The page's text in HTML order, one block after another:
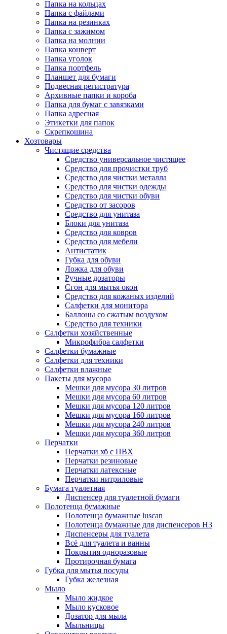
Папка на кольцах
Папка с файлами
Папка на резинках
Папка с зажимом
Папка на молнии
Папка конверт
Папка уголок
Папка портфель
Планшет для бумаги
Подвесная регистратура
Архивные папки и короба
Папка для бумаг с завязками
Папка адресная
Этикетки для папок
Скрепкошина
Хозтовары
Чистящие средства
Средство универсальное чистящее
Средство для прочистки труб
Средство для чистки металла
Средство для чистки одежды
Средство для чистки обуви
Средство от засоров
Средство для унитаза
Блоки для унитаза
Средство для ковров
Средство для мебели
Антистатик
Губка для обуви
Ложка для обуви
Ручные дозаторы
Сгон для мытья окон
Средство для кожаных изделий
Салфетки для монитора
Баллоны со сжатым воздухом
Средство для техники
Салфетки хозяйственные
Микрофибра салфетки
Салфетки бумажные
Салфетки для техники
Салфетки влажные
Пакеты для мусора
Мешки для мусора 30 литров
Мешки для мусора 60 литров
Мешки для мусора 120 литров
Мешки для мусора 160 литров
Мешки для мусора 240 литров
Мешки для мусора 360 литров
Перчатки
Перчатки хб с ПВХ
Перчатки резиновые
Перчатки латексные
Перчатки нитриловые
Бумага туалетная
Диспенсер для туалетной бумаги
Полотенца бумажные
Полотенца бумажные luscan
Полотенца бумажные для диспенсеров H3
Диспенсеры для туалета
Всё для туалета и ванны
Покрытия одноразовые
Протирочная бумага
Губка для мытья посуды
Губка железная
Мыло
Мыло жидкое
Мыло кусковое
Дозатор для мыла
Мыльницы